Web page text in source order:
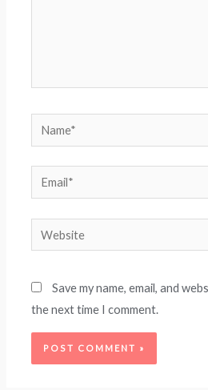
Name*
Email*
Website
Save my name, email, and
the next time I comment.